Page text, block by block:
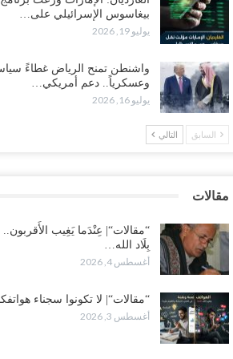
الانتقالي يناقش تشكيل لجان أهلية
وتلميحات إماراتية إلى انتقال التصعيد نحو
1, 2026
اختفاء وزيرة واستقالة آخر وصراع على
تعصف بحكومة عدن..!
1, 2026
أبرز مساعدي الحجوري..!
بعد أيام من الاستعراضات.. الإصلاح يتوغل في
صالح.. هل بدأت معركة كسر النفوذ في الساحل
1, 2026
بيغاسوس الإسرائيلي على…
يوليو 19, 2026
واشنطن تمنح الرياض غطاءً
وعسكرياً.. دعم أمريكي…
يوليو 16, 2026
السابق التالي
مقالات
“مقالات“| عِنْدَما يَغِيب
بِلَاد الله…
أغسطس 4, 2026
“مقالات“| لا تكونوا سجناء
أغسطس 3, 2026